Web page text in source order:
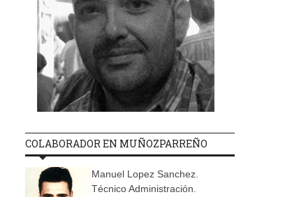
COLABORADOR EN MUÑOZPARREÑO
Manuel Lopez Sanchez.
Técnico Administración.